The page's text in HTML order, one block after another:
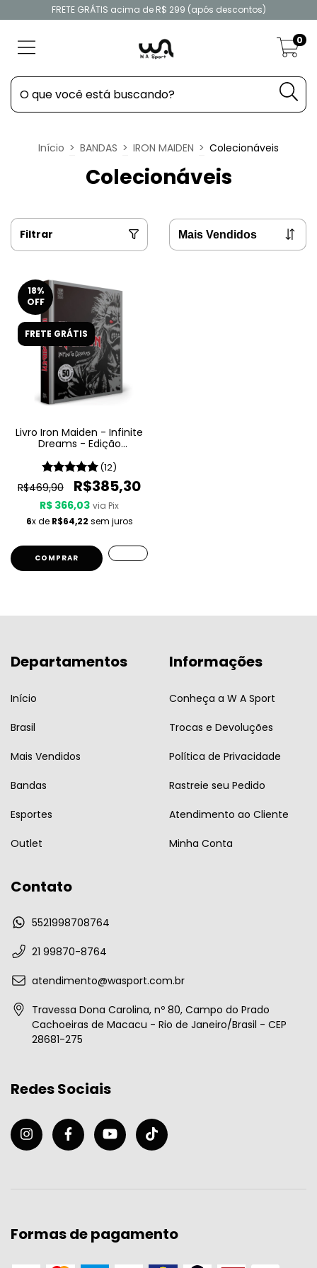
FRETE GRÁTIS acima de R$ 299 (após descontos)
0
Início > BANDAS > IRON MAIDEN > Colecionáveis
Colecionáveis
Filtrar
18%
OFF
FRETE GRÁTIS
Livro Iron Maiden - Infinite
Dreams - Edição
(12)
R$469,90 R$385,30
R$ 366,03 via Pix
6x de R$64,22 sem juros
Departamentos
Início
Brasil
Mais Vendidos
Bandas
Esportes
Outlet
Informações
Conheça a W A Sport
Trocas e Devoluções
Política de Privacidade
Rastreie seu Pedido
Atendimento ao Cliente
Minha Conta
Contato
5521998708764
21 99870-8764
atendimento@wasport.com.br
Travessa Dona Carolina, nº 80, Campo do Prado
Cachoeiras de Macacu - Rio de Janeiro/Brasil - CEP
28681-275
Redes Sociais
Formas de pagamento